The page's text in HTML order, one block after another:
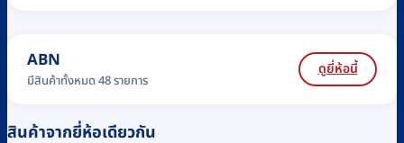
ABN
มีสินค้าทั้งหมด 48 รายการ
ดูยี่ห้อนี้
สินค้าจากยี่ห้อเดียวกัน